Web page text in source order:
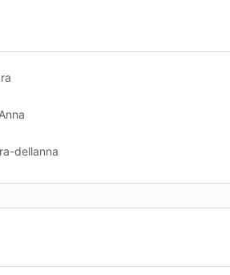
dellanna